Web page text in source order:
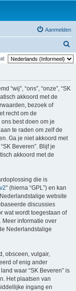
Aanmelden
o
“wij”, “ons”, “onze”, “SK
akkoord met de
bezoek of
recht om de
best doen om je
te raden om zelf de
Ga je niet akkoord met
Beveren”. Blijf je
akkoord met de
die is
” (hierna “GPL”) en kan
website
discussies
wat wordt toegestaan of
informatie over
Nederlandstalige
obsceen, vulgair,
of enig ander
waar “SK Beveren” is
Het plaatsen van
ingang en